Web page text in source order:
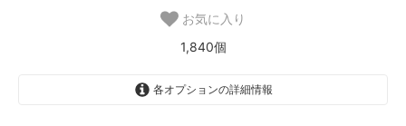
お気に入り
1,840個
各オプションの詳細情報